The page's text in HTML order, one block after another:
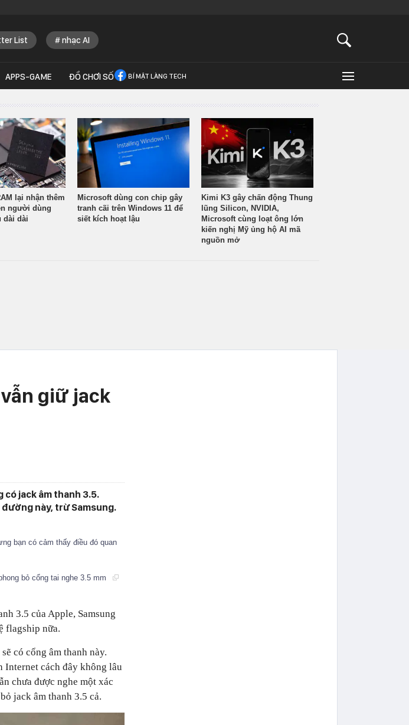
List nhạc AI
APPS-GAME ĐỒ CHƠI SỐ BÍ MẬT LÀNG TECH
lại nhận thêm
người dùng
dài dài
Microsoft dùng con chip gây
tranh cãi trên Windows 11 để
siết kích hoạt lậu
Kimi K3 gây chấn động Thung
lũng Silicon, NVIDIA,
Microsoft cùng loạt ông lớn
kiến nghị Mỹ ủng hộ AI mã
nguồn mở
giữ jack
có jack âm thanh 3.5.
này, trừ Samsung.
bạn có cảm thấy điều đó quan
bỏ cổng tai nghe 3.5 mm
3.5 của Apple, Samsung
flagship nữa.
có cổng âm thanh này.
Internet cách đây không lâu
chưa được nghe một xác
jack âm thanh 3.5 cả.